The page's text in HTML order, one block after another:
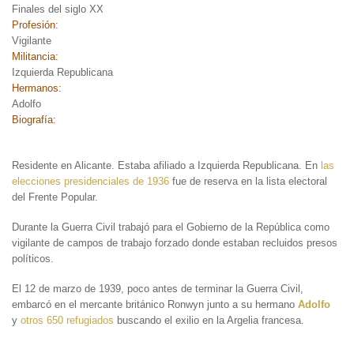
Finales del siglo XX
Profesión:
Vigilante
Militancia:
Izquierda Republicana
Hermanos:
Adolfo
Biografía:
Residente en Alicante. Estaba afiliado a Izquierda Republicana. En las
elecciones presidenciales de 1936 fue de reserva en la lista electoral
del Frente Popular.
Durante la Guerra Civil trabajó para el Gobierno de la República como
vigilante de campos de trabajo forzado donde estaban recluidos presos
políticos.
El 12 de marzo de 1939, poco antes de terminar la Guerra Civil,
embarcó en el mercante británico Ronwyn junto a su hermano Adolfo
y otros 650 refugiados buscando el exilio en la Argelia francesa.